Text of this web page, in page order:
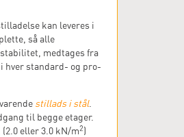
kan leveres i
så alle
medtages fra
hver standard- og pro-
stillads i stål.
til begge etager.
(2.0 eller 3.0 kN/m2)